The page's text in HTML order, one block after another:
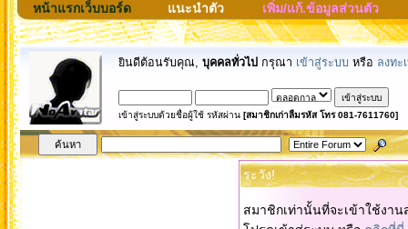
หน้าแรกเว็บบอร์ด แนะนำตัว เพิ่ม/แก้.ข้อมูลส่วนตัว
ยินดีต้อนรับคุณ, บุคคลทั่วไป กรุณา เข้าสู่ระบบ หรือ ลงทะ
เข้าสู่ระบบด้วยชื่อผู้ใช้ รหัสผ่าน [สมาชิกเก่าลืมรหัส โทร 081-7611760]
ระวัง!
สมาชิกเท่านั้นที่จะเข้าใช้งา